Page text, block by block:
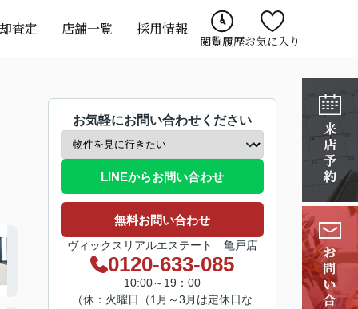
査定 店舗一覧 採用情報
閲覧履歴お気に入り
お気軽にお問い合わせください
LINEからお問い合わせ
無料お問い合わせ
ヴィックスリアルエステート 亀戸店
0120-633-085
10:00～19：00
（休：火曜日（1月～3月は定休日な